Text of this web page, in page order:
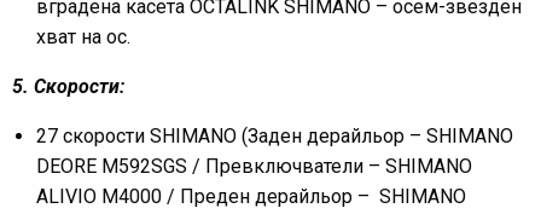
вградена касета OCTALINK SHIMANO – осем-звезден
хват на ос.
5. Скорости:
27 скорости SHIMANO (Заден дерайльор – SHIMANO
DEORE M592SGS / Превключватели – SHIMANO
ALIVIO M4000 / Преден дерайльор – SHIMANO